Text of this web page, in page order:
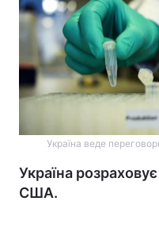
Україна веде
Україна
США.